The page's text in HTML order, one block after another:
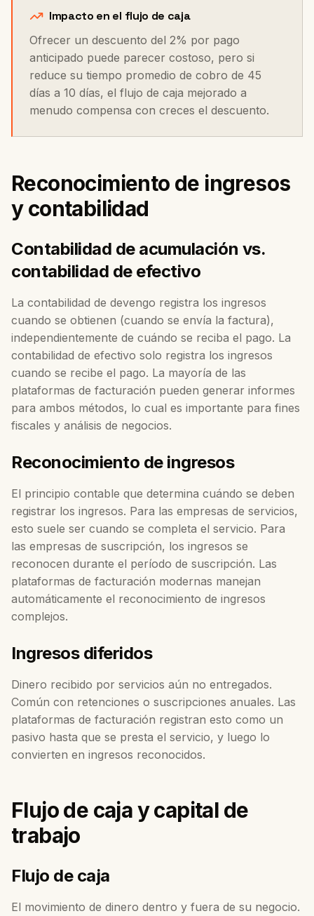
Impacto en el flujo de caja
Ofrecer un descuento del 2% por pago
anticipado puede parecer costoso, pero si
reduce su tiempo promedio de cobro de 45
días a 10 días, el flujo de caja mejorado a
menudo compensa con creces el descuento.
Reconocimiento de ingresos
y contabilidad
Contabilidad de acumulación vs.
contabilidad de efectivo
La contabilidad de devengo registra los ingresos
cuando se obtienen (cuando se envía la factura),
independientemente de cuándo se reciba el pago. La
contabilidad de efectivo solo registra los ingresos
cuando se recibe el pago. La mayoría de las
plataformas de facturación pueden generar informes
para ambos métodos, lo cual es importante para fines
fiscales y análisis de negocios.
Reconocimiento de ingresos
El principio contable que determina cuándo se deben
registrar los ingresos. Para las empresas de servicios,
esto suele ser cuando se completa el servicio. Para
las empresas de suscripción, los ingresos se
reconocen durante el período de suscripción. Las
plataformas de facturación modernas manejan
automáticamente el reconocimiento de ingresos
complejos.
Ingresos diferidos
Dinero recibido por servicios aún no entregados.
Común con retenciones o suscripciones anuales. Las
plataformas de facturación registran esto como un
pasivo hasta que se presta el servicio, y luego lo
convierten en ingresos reconocidos.
Flujo de caja y capital de
trabajo
Flujo de caja
El movimiento de dinero dentro y fuera de su negocio.